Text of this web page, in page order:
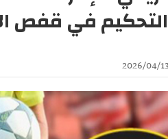
في قفص